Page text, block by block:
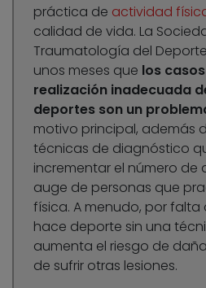
práctica de actividad
calidad de vida. La
Traumatología del
unos meses que los
realización inadecuada
deportes son un
motivo principal, además
técnicas de diagnóstico
incrementar el número de
auge de personas que
física. A menudo, por falta
hace deporte sin una
aumenta el riesgo de
de sufrir otras lesiones.